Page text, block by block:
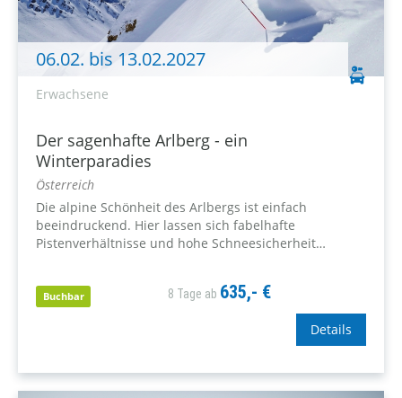
06.02. bis 13.02.2027
Erwachsene
Der sagenhafte Arlberg - ein
Winterparadies
Österreich
Die alpine Schönheit des Arlbergs ist einfach
beeindruckend. Hier lassen sich fabelhafte
Pistenverhältnisse und hohe Schneesicherheit
Buchbar 8 Tage ab 635,- €
Details